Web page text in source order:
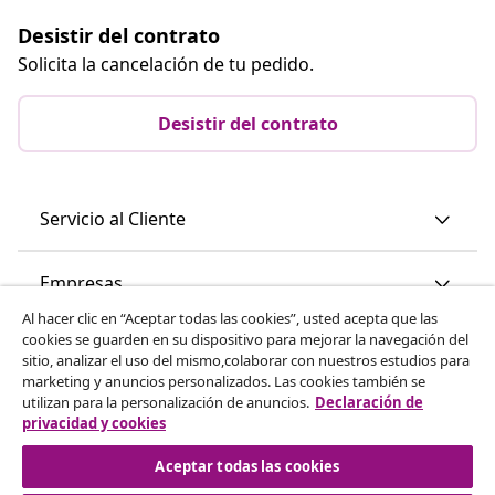
Desistir del contrato
Solicita la cancelación de tu pedido.
Desistir del contrato
Servicio al Cliente
Empresas
vidaXL
Descubre mas
Al hacer clic en “Aceptar todas las cookies”, usted acepta que las
cookies se guarden en su dispositivo para mejorar la navegación del
sitio, analizar el uso del mismo,colaborar con nuestros estudios para
marketing y anuncios personalizados. Las cookies también se
utilizan para la personalización de anuncios. Declaración de
privacidad y cookies
Aceptar todas las cookies